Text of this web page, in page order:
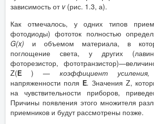
зависимость от v(рис. 1.3, а).
Как отмечалось, у одних типов
фотодиоды) фототок полностью
G(x) и объемом материала, в
поглощение света, у других
фоторезистор,
Z(E ) — коэффициент усиления,
напряженности поля E. Значения Z,
на чувствительности приборов,
Причины появления этого множителя
приемников и будут рассмотрены позже.